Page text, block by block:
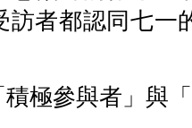
訪者都認同七一
極參與者」與